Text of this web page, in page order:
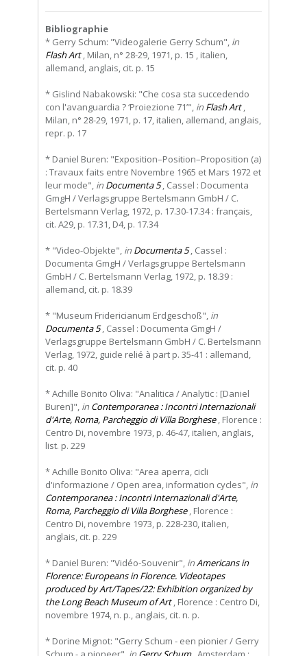
Bibliographie
* Gerry Schum: "Videogalerie Gerry Schum", in
Flash Art, Milan, n° 28-29, 1971, p. 15 , italien,
allemand, anglais, cit. p. 15
* Gislind Nabakowski: "Che cosa sta succedendo
con l'avanguardia ? ‘Proiezione 71’", in Flash Art,
Milan, n° 28-29, 1971, p. 17, italien, allemand, anglais,
repr. p. 17
* Daniel Buren: "Exposition–Position–Proposition (a)
: Travaux faits entre Novembre 1965 et Mars 1972 et
leur mode", in Documenta 5, Cassel : Documenta
GmgH / Verlagsgruppe Bertelsmann GmbH / C.
Bertelsmann Verlag, 1972, p. 17.30-17.34 : français,
cit. A29, p. 17.31, D4, p. 17.34
* "Video-Objekte", in Documenta 5, Cassel :
Documenta GmgH / Verlagsgruppe Bertelsmann
GmbH / C. Bertelsmann Verlag, 1972, p. 18.39 :
allemand, cit. p. 18.39
* "Museum Fridericianum Erdgeschoß", in
Documenta 5, Cassel : Documenta GmgH /
Verlagsgruppe Bertelsmann GmbH / C. Bertelsmann
Verlag, 1972, guide relié à part p. 35-41 : allemand,
cit. p. 40
* Achille Bonito Oliva: "Analitica / Analytic : [Daniel
Buren]", in Contemporanea : Incontri Internazionali
d'Arte, Roma, Parcheggio di Villa Borghese, Florence :
Centro Di, novembre 1973, p. 46-47, italien, anglais,
list. p. 229
* Achille Bonito Oliva: "Area aperra, cicli
d'informazione / Open area, information cycles", in
Contemporanea : Incontri Internazionali d'Arte,
Roma, Parcheggio di Villa Borghese, Florence :
Centro Di, novembre 1973, p. 228-230, italien,
anglais, cit. p. 229
* Daniel Buren: "Vidéo-Souvenir", inAmericans in
Florence: Europeans in Florence. Videotapes
produced by Art/Tapes/22: Exhibition organized by
the Long Beach Museum of Art, Florence : Centro Di,
novembre 1974, n. p., anglais, cit. n. p.
* Dorine Mignot: "Gerry Schum - een pionier / Gerry